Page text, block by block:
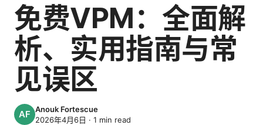
免费VPM：全面解
析、实用指南与常
见误区
Anouk Fortescue
2026年4月6日 · 1 min read